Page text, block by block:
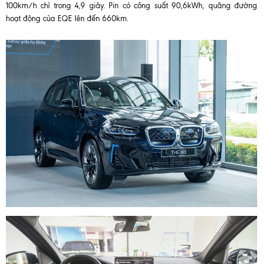
100km/h chỉ trong 4,9 giây. Pin có công suất 90,6kWh, quãng đường
hoạt động của EQE lên đến 660km.